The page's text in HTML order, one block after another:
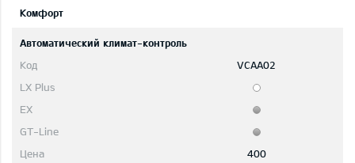
Комфорт
Автоматический климат-контроль
VCAA02
400